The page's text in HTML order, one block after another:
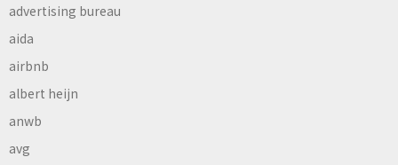
advertising bureau
aida
airbnb
albert heijn
anwb
avg